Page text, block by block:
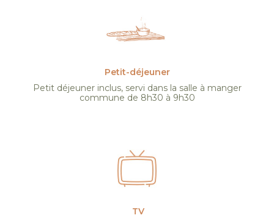
Petit-déjeuner
Petit déjeuner inclus, servi dans la salle à manger
commune de 8h30 à 9h30
TV